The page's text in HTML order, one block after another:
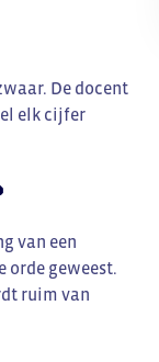
De docent
elk cijfer
van een
orde geweest.
ruim van